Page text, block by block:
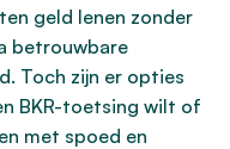
geld lenen zonder
betrouwbare
Toch zijn er opties
BKR-toetsing wilt of
met spoed en